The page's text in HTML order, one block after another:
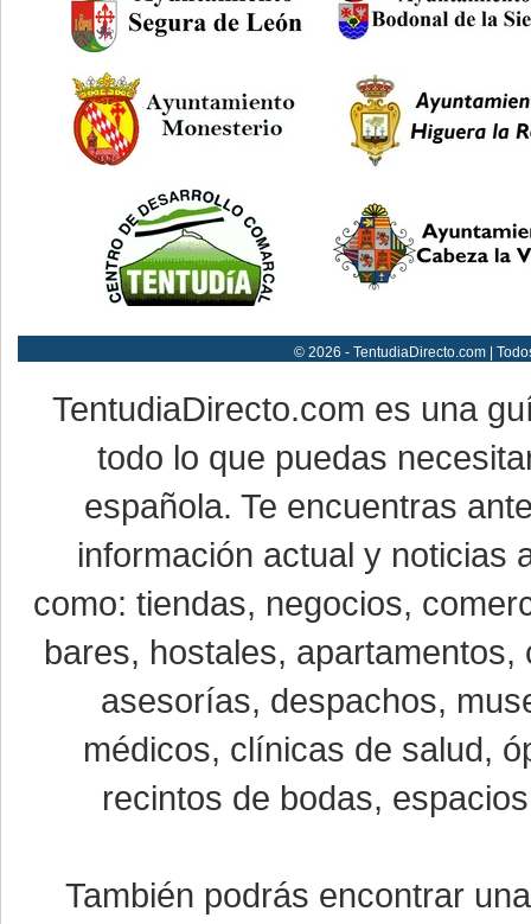
© 2026 - TentudiaDirecto.com |
TentudiaDirecto.com es una
todo lo que puedas
española. Te encuentras
información actual y noticias
como: tiendas, negocios,
bares, hostales,
asesorías, despachos,
médicos, clínicas de salud,
recintos de bodas,
También podrás encontrar